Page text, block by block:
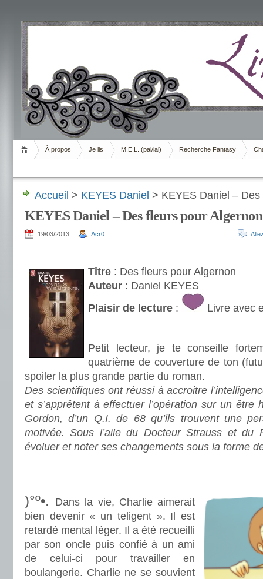
Livrement
À propos Je lis M.E.L. (pal/lal) Recherche Fantasy
Accueil > KEYES Daniel > KEYES Daniel –
KEYES Daniel – Des fleurs pour Algernon
19/03/2013 Acr0
Titre : Des fleurs pour Algernon
Auteur : Daniel KEYES
Plaisir de lecture :
Livre avec
Petit lecteur, je te conseille
quatrième de couverture de ton
spoiler la plus grande partie du roman.
Des scientifiques ont réussi à accroitre
et s’apprêtent à effectuer l’opération sur un être
Gordon, d’un Q.I. de 68 qu’ils trouvent une
motivée. Sous l’aile du Docteur Strauss et du
évoluer et noter ses changements sous la forme
)°º•.
Dans la vie, Charlie aimerait
bien devenir « un teligent ». Il est
retardé mental léger. Il a été recueilli
par son oncle puis confié à un ami
de celui-ci pour travailler en
boulangerie. Charlie ne se souvient